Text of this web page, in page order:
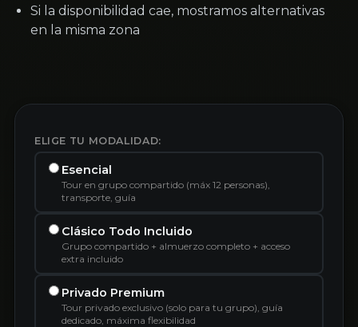
Si la disponibilidad cae, mostramos alternativas
en la misma zona
ELIGE TU MODALIDAD:
Esencial
Tour en grupo compartido (máx 12 personas),
transporte, guía
Clásico Todo Incluido
Grupo compartido + almuerzo completo + acceso
extra incluido
Privado Premium
Tour privado exclusivo (solo para tu grupo), guía
dedicado, máxima flexibilidad